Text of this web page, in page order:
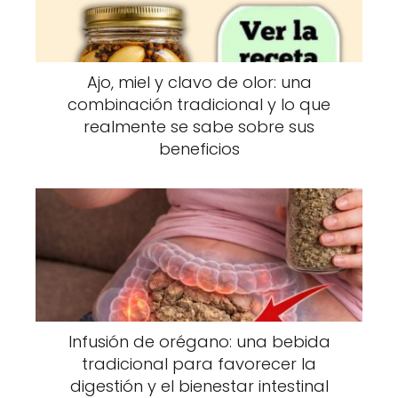
Con el tiempo, este material se compacta y
puede calcificarse, formando pequeñas
“piedras” de color blanco o amarillento.
Algunas son diminutas y casi invisibles; otras
pueden crecer y causar síntomas notorios.
¿Por qué aparecen?
No existe una única causa, pero sí varios
factores que aumentan la probabilidad de
desarrollarlos:
1. Criptas amigdalinas profundas
Algunas personas tienen amígdalas con más
recovecos, lo que facilita la acumulación de
residuos.
Ajo, miel y clavo de olor: una
combinación tradicional y lo que
realmente se sabe sobre sus
beneficios
Infusión de orégano: una bebida
tradicional para favorecer la
digestión y el bienestar intestinal